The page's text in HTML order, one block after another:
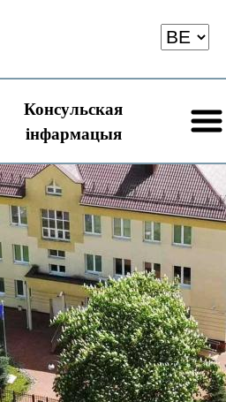
Консульская
iнфармацыя